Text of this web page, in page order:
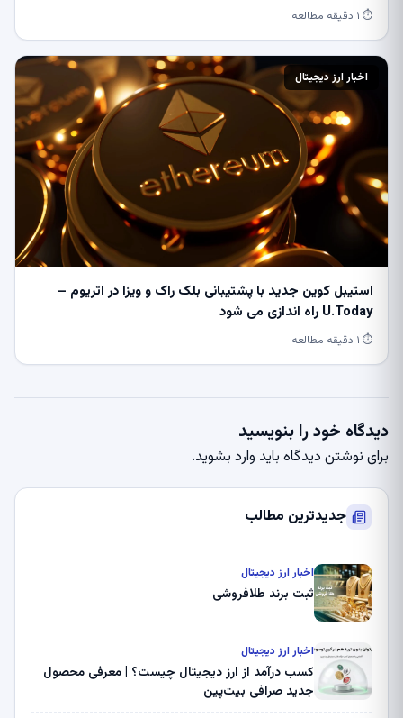
⏱ ۱ دقیقه مطالعه
اخبار ارز دیجیتال
استیبل کوین جدید با پشتیبانی بلک راک و ویزا در اتریوم –
U.Today راه اندازی می شود
⏱ ۱ دقیقه مطالعه
دیدگاه خود را بنویسید
برای نوشتن دیدگاه باید وارد بشوید.
جدیدترین مطالب
اخبار ارز دیجیتال
ثبت برند طلافروشی
اخبار ارز دیجیتال
کسب درآمد از ارز دیجیتال چیست؟ | معرفی محصول
جدید صرافی بیت‌پین